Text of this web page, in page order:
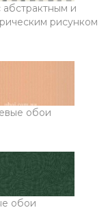
и
рисунком
обои
обои